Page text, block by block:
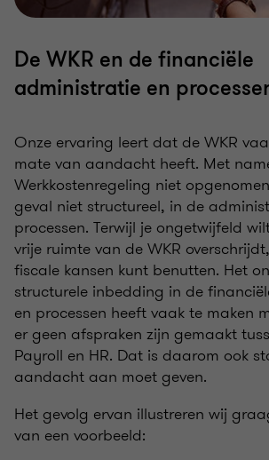
De WKR en de financiële
administratie en
Onze ervaring leert dat de WKR
mate van aandacht heeft. Met
Werkkostenregeling niet
geval niet structureel, in de
processen. Terwijl je ongetwijfeld
vrije ruimte van de WKR
fiscale kansen kunt benutten. Het
structurele inbedding in de
en processen heeft vaak te maken
er geen afspraken zijn gemaakt
Payroll en HR. Dat is daarom ook
aandacht aan moet geven.
Het gevolg ervan illustreren wij
van een voorbeeld: